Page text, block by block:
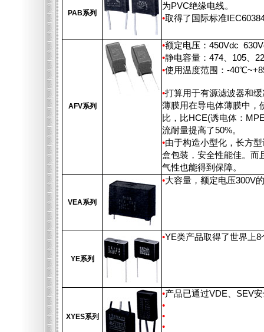
PAB系列
为PVC绝缘电线。
•取得了国际标准
AFV系列
•额定电压：450Vdc
•静电容量：474、105、
•使用温度范围：-
•打算用于有源滤波器和
薄膜用在导电体薄膜中，
比，比HCE(诱电体：
流耐量提高了50%。
•由于构造小型化，长方
盒包装，安全性能佳。而
气性也能得到保障。
VEA系列
•大容量，额定电压300V
YE系列
•YE类产品取得了世界上8
XYES系列
•产品已通过VDE、SEV
•
•
•